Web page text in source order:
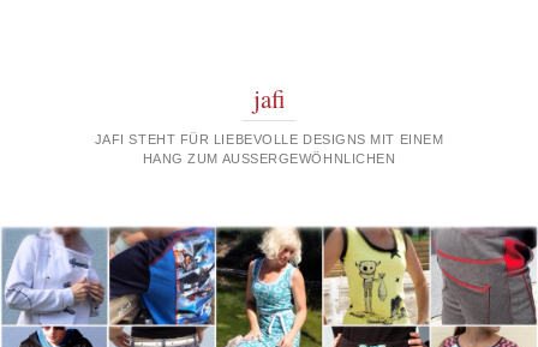
jafi
JAFI STEHT FÜR LIEBEVOLLE DESIGNS MIT EINEM
HANG ZUM AUSSERGEWÖHNLICHEN